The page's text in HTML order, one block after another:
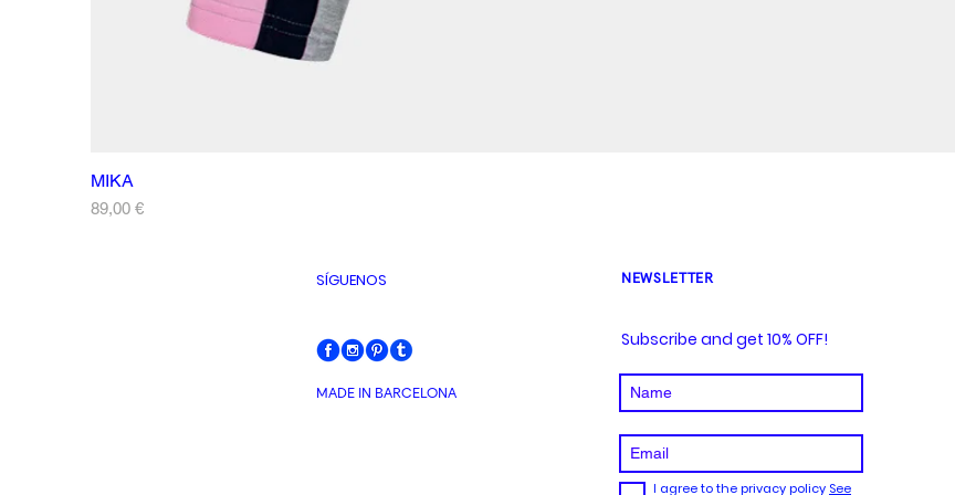
MIKA
Precio
89,00 €
SÍGUENOS NEWSLETTER
MADE IN BARCELONA
Subscribe and get 10% OFF!
I agree to the privacy policy See